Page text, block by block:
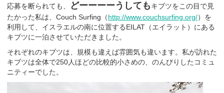
応募を断られても、 どーーーーうしてもキブツをこの目で見
たかった私は、Couch Surfing（http://www.couchsurfing.org/）を
利用して、イスラエルの南に位置するEILAT（エイラット）にある
キブツに一泊させていただきました。
それぞれのキブツは、規模も違えば雰囲気も違います。私が訪れた
キブツは全体で250人ほどの比較的小さめの、のんびりしたコミュ
ニティーでした。